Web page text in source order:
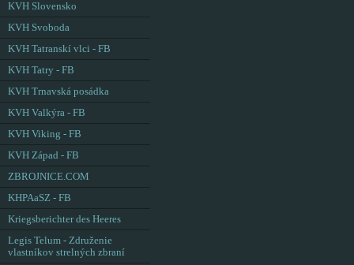
KVH Slovensko
KVH Svoboda
KVH Tatranskí vlci - FB
KVH Tatry - FB
KVH Trnavská posádka
KVH Valkýra - FB
KVH Viking - FB
KVH Západ - FB
ZBROJNICE.COM
KHPAaSZ - FB
Kriegsberichter des Heeres
Legis Telum - Združenie
vlastníkov strelných zbraní